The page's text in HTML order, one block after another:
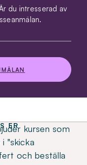
du intresserad av
ER
kursen som
"skicka
och beställa